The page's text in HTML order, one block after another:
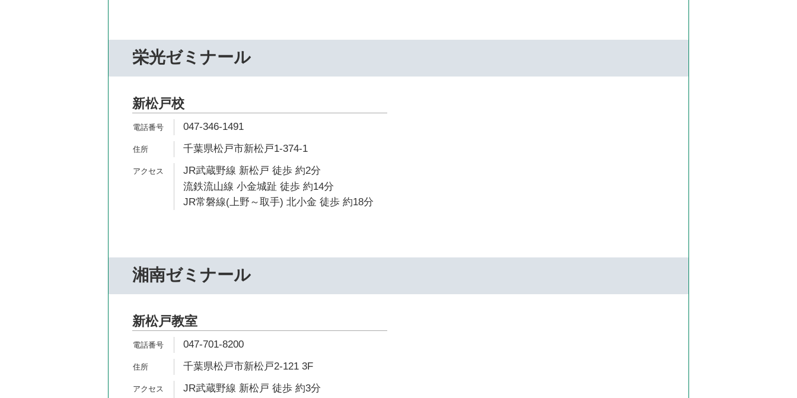
栄光ゼミナール
新松戸校
047-346-1491
千葉県松戸市新松戸1-374-1
JR武蔵野線 新松戸 徒歩 約2分
流鉄流山線 小金城趾 徒歩 約14分
JR常磐線(上野～取手) 北小金 徒歩 約18分
湘南ゼミナール
新松戸教室
047-701-8200
千葉県松戸市新松戸2-121 3F
JR武蔵野線 新松戸 徒歩 約3分